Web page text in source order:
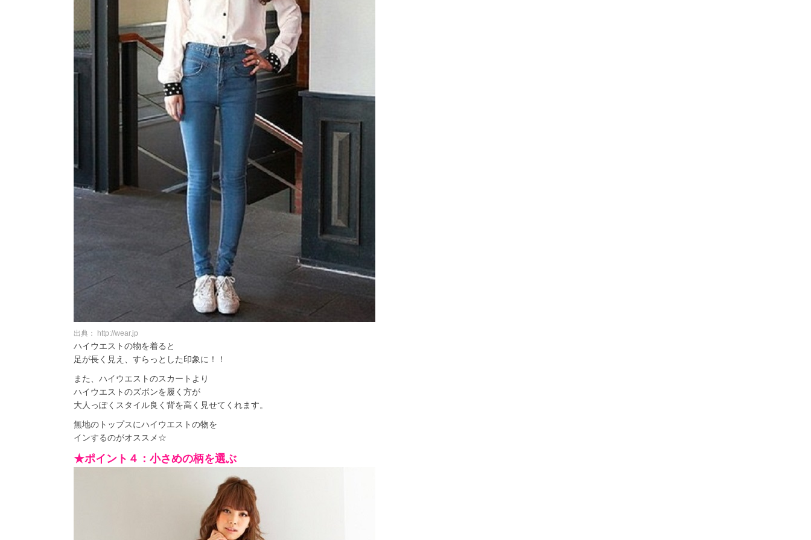
出典： http://wear.jp
ハイウエストの物を着ると
足が長く見え、すらっとした印象に！！
また、ハイウエストのスカートより
ハイウエストのズボンを履く方が
大人っぽくスタイル良く背を高く見せてくれます。
無地のトップスにハイウエストの物を
インするのがオススメ☆
★ポイント４：小さめの柄を選ぶ